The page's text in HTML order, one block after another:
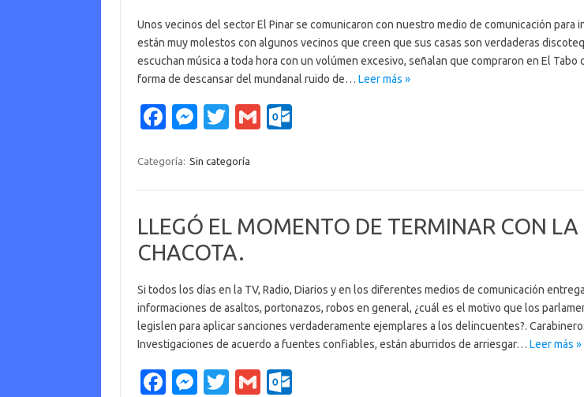
Unos vecinos del sector El Pinar se comunicaron con nuestro medio de comunicación para
están muy molestos con algunos vecinos que creen que sus casas son verdaderas
escuchan música a toda hora con un volúmen excesivo, señalan que compraron en El Tabo
forma de descansar del mundanal ruido de… Leer más »
Fa
e
o
o
k
M
se
g
er
T
it
r
G
k.
c
m
Categoría: Sin categoría
LLEGÓ EL MOMENTO DE TERMINAR CON LA
CHACOTA.
Si todos los días en la TV, Radio, Diarios y en los diferentes medios de comunicación
informaciones de asaltos, portonazos, robos en general, ¿cuál es el motivo que los
legislen para aplicar sanciones verdaderamente ejemplares a los delincuentes?.
Investigaciones de acuerdo a fuentes confiables, están aburridos de arriesgar… Leer más »
Fa M
T
G